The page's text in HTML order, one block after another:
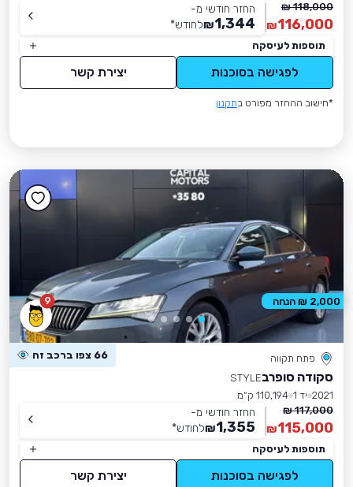
118,000 ₪
116,000
₪
החזר חודשי מ-
1,344
₪לחודש*
תוספות לעיסקה
לפגישה בסוכנות יצירת קשר
*חישוב ההחזר מפורט בתקנון
9
פתח תקווה 66 צפו ברכב זה
סקודה סופרבSTYLE
2021 יד 1
110,194 ק״מ
117,000 ₪
115,000
₪
החזר חודשי מ-
1,355
₪לחודש*
תוספות לעיסקה
לפגישה בסוכנות יצירת קשר
2,000 ₪ הנחה